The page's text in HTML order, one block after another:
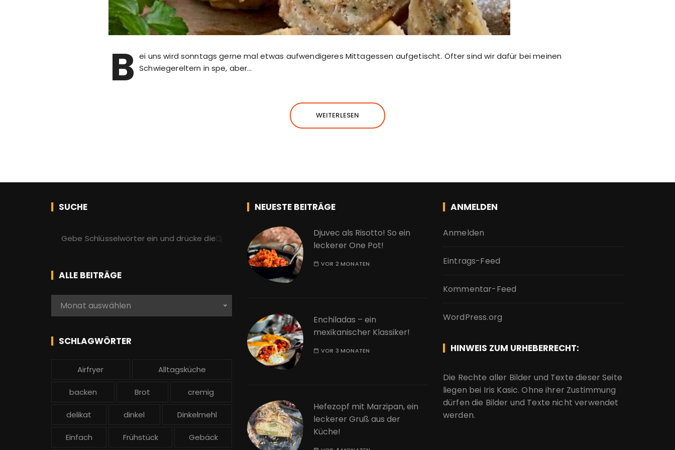
B ei uns wird sonntags gerne mal etwas aufwendigeres Mittagessen aufgetischt. Öfter sind wir dafür bei meinen
Schwiegereltern in spe, aber…
WEITERLESEN
SUCHE
h
e
n
c
:
ALLE BEITRÄGE
e
Monat auswählen
SCHLAGWÖRTER
Airfryer Alltagsküche
backen Brot cremig
delikat dinkel Dinkelmehl
Einfach Frühstück Gebäck
NEUESTE BEITRÄGE
Djuvec als Risotto! So ein
leckerer One Pot!
VOR 2 MONATEN
Enchiladas – ein
mexikanischer Klassiker!
VOR 3 MONATEN
Hefezopf mit Marzipan, ein
leckerer Gruß aus der
Küche!
ANMELDEN
Anmelden
Eintrags-Feed
Kommentar-Feed
WordPress.org
HINWEIS ZUM URHEBERRECHT:
Die Rechte aller Bilder und Texte dieser Seite
liegen bei Iris Kasic. Ohne ihrer Zustimmung
dürfen die Bilder und Texte nicht verwendet
werden.